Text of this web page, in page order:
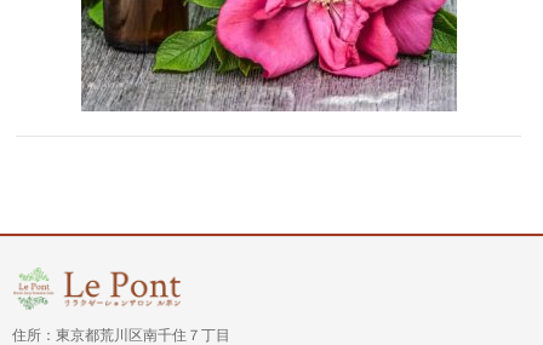
住所：東京都荒川区南千住７丁目